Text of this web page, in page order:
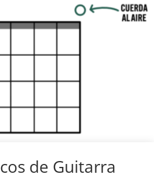
de Guitarra